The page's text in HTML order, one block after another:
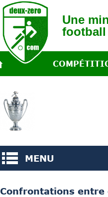
Une
football
MENU
Confrontations entre